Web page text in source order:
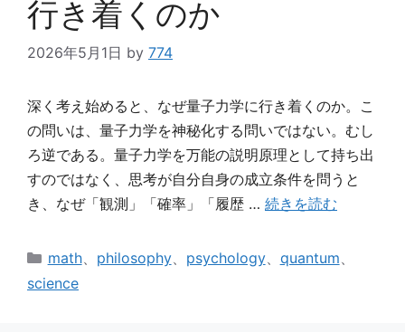
行き着くのか
2026年5月1日 by 774
深く考え始めると、なぜ量子力学に行き着くのか。こ
の問いは、量子力学を神秘化する問いではない。むし
ろ逆である。量子力学を万能の説明原理として持ち出
すのではなく、思考が自分自身の成立条件を問うと
き、なぜ「観測」「確率」「履歴 … 続きを読む
カ
テ
math、 philosophy、 psychology、 quantum、
science